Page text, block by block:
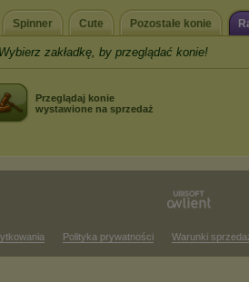
Spinner Cute Pozostałe konie
Wybierz zakładkę, by przeglądać konie!
Przeglądaj konie
wystawione na sprzedaż
Polityka prywatności Warunki